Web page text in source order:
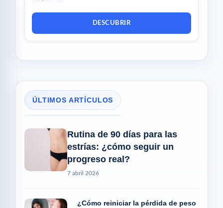
DESCUBRIR
ÚLTIMOS ARTÍCULOS
Rutina de 90 días para las
estrías: ¿cómo seguir un
progreso real?
7 abril 2026
¿Cómo reiniciar la pérdida de peso